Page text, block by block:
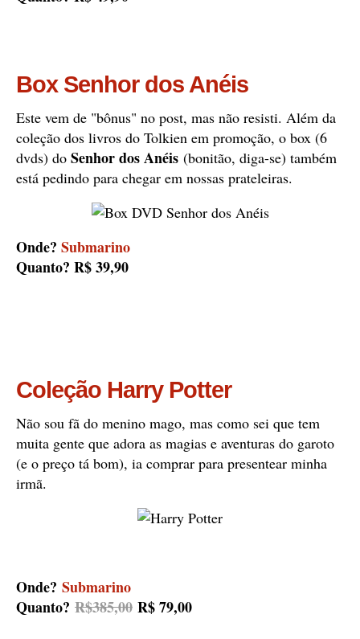
Box Senhor dos Anéis
Este vem de "bônus" no post, mas não resisti. Além da
coleção dos livros do Tolkien em promoção, o box (6
dvds) do Senhor dos Anéis (bonitão, diga-se) também
está pedindo para chegar em nossas prateleiras.
Onde? Submarino
Quanto? R$ 39,90
Coleção Harry Potter
Não sou fã do menino mago, mas como sei que tem
muita gente que adora as magias e aventuras do garoto
(e o preço tá bom), ia comprar para presentear minha
irmã.
Onde? Submarino
Quanto? R$385,00 R$ 79,00